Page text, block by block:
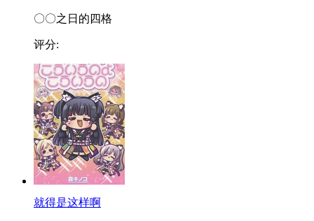
〇〇之日的四格
评分:
就得是这样啊